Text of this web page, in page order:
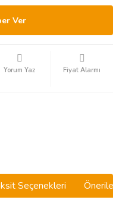
Ver
Yorum Yaz Fiyat Alarmı
Seçenekleri